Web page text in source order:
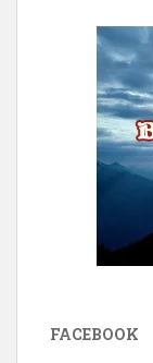
FACEBOOK